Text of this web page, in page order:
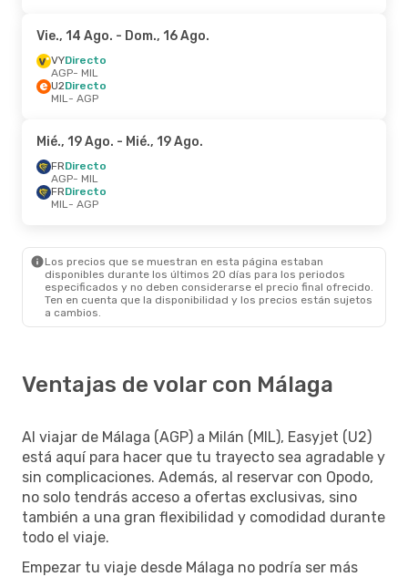
Vie., 14 Ago. - Dom., 16 Ago.
VYDirecto
AGP- MIL
U2Directo
MIL- AGP
Mié., 19 Ago. - Mié., 19 Ago.
FRDirecto
AGP- MIL
FRDirecto
MIL- AGP
Los precios que se muestran en esta página estaban
disponibles durante los últimos 20 días para los periodos
especificados y no deben considerarse el precio final ofrecido.
Ten en cuenta que la disponibilidad y los precios están sujetos
a cambios.
Ventajas de volar con Málaga
Al viajar de Málaga (AGP) a Milán (MIL), Easyjet (U2)
está aquí para hacer que tu trayecto sea agradable y
sin complicaciones. Además, al reservar con Opodo,
no solo tendrás acceso a ofertas exclusivas, sino
también a una gran flexibilidad y comodidad durante
todo el viaje.
Empezar tu viaje desde Málaga no podría ser más